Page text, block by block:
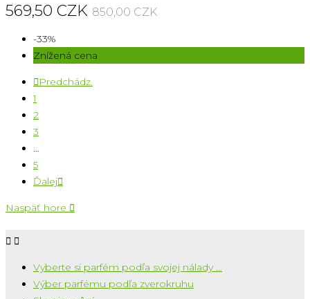
569,50 CZK 850,00 CZK
-33%
Znížená cena
Predchádz.
1
2
3
…
5
Ďalej
Naspäť hore 
 
Vyberte si parfém podľa svojej nálady ...
Výber parfému podľa zverokruhu